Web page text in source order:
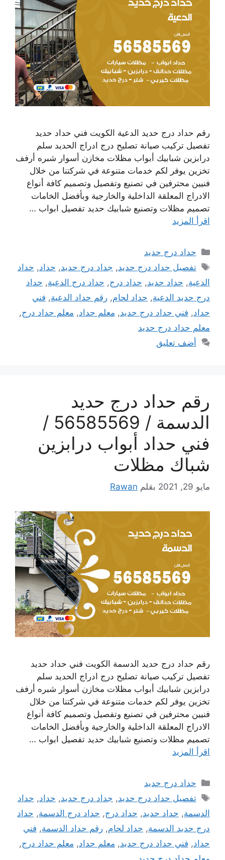
رقم حداد درج حديد الدعية الكويت فني حداد حديد
تفصيل تركيب صيانة تصليح درج ادراج الحديد سلم
درابزين شبابيك أبواب مظلات مخازن أسوار شبره أرفف
تخزين يوفر لكم خدمات متنوعة في شركتنا من خلال
فنيين محترفين في تصنيع وتفصيل وتصميم كافة أنواع
الادراج المعلقة الداخلية والخارجية وبأفضل الخامات
تصميم مظلات وتصنيع شبابيك حديد تفصيل ابواب …
اقرأ المزيد
التصنيفات
حداد درج حديد
الوسوم
تفصيل حداد درج حديد, جداد درج حديد, حداد, حداد
الدعية, حداد حديد, حداد درج, حداد درج الدعية, حداد
درج حديد الدعية, حداد لحام, رقم حداد الدعية, فني
حداد, فني حداد درج حديد, معلم حداد, معلم حداد درج,
معلم حداد درج حديد
أضف تعليق
رقم حداد درج حديد
الدسمة / 56585569 /
فني حداد أبواب درابزين
شباك مظلات
مايو 29, 2021 بقلم Rawan
رقم حداد درج حديد الدسمة الكويت فني حداد حديد
تفصيل تركيب صيانة تصليح درج ادراج الحديد سلم
درابزين شبابيك أبواب مظلات مخازن أسوار شبره أرفف
تخزين يوفر لكم خدمات متنوعة في شركتنا من خلال
فنيين محترفين في تصنيع وتفصيل وتصميم كافة أنواع
الادراج المعلقة الداخلية والخارجية وبأفضل الخامات
تصميم مظلات وتصنيع شبابيك حديد تفصيل ابواب …
اقرأ المزيد
التصنيفات
حداد درج حديد
الوسوم
تفصيل حداد درج حديد, جداد درج حديد, حداد, حداد
الدسمة, حداد حديد, حداد درج, حداد درج الدسمة, حداد
درج حديد الدسمة, حداد لحام, رقم حداد الدسمة, فني
حداد, فني حداد درج حديد, معلم حداد, معلم حداد درج,